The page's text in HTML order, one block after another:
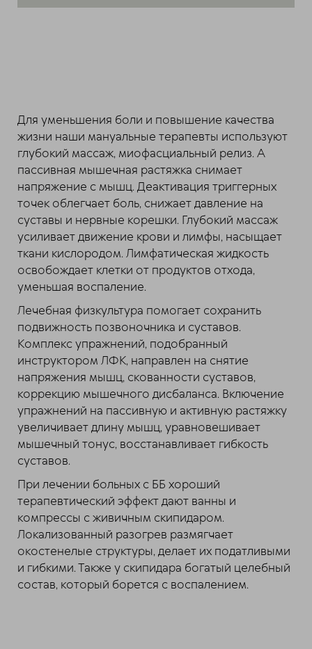
Для уменьшения боли и повышение качества
жизни наши мануальные терапевты используют
глубокий массаж, миофасциальный релиз. А
пассивная мышечная растяжка снимает
напряжение с мышц. Деактивация триггерных
точек облегчает боль, снижает давление на
суставы и нервные корешки. Глубокий массаж
усиливает движение крови и лимфы, насыщает
ткани кислородом. Лимфатическая жидкость
освобождает клетки от продуктов отхода,
уменьшая воспаление.
Лечебная физкультура помогает сохранить
подвижность позвоночника и суставов.
Комплекс упражнений, подобранный
инструктором ЛФК, направлен на снятие
напряжения мышц, скованности суставов,
коррекцию мышечного дисбаланса. Включение
упражнений на пассивную и активную растяжку
увеличивает длину мышц, уравновешивает
мышечный тонус, восстанавливает гибкость
суставов.
При лечении больных с ББ хороший
терапевтический эффект дают ванны и
компрессы с живичным скипидаром.
Локализованный разогрев размягчает
окостенелые структуры, делает их податливыми
и гибкими. Также у скипидара богатый целебный
состав, который борется с воспалением.